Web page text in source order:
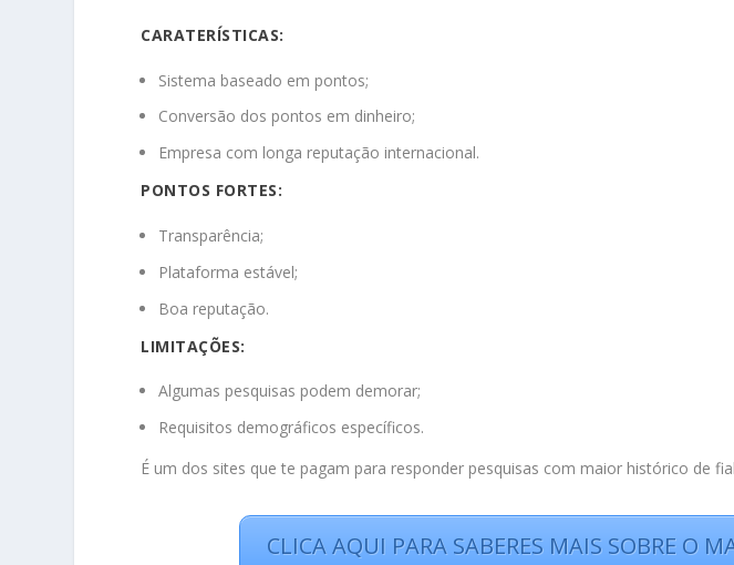
CARATERÍSTICAS:
Sistema baseado em pontos;
Conversão dos pontos em dinheiro;
Empresa com longa reputação internacional.
PONTOS FORTES:
Transparência;
Plataforma estável;
Boa reputação.
LIMITAÇÕES:
Algumas pesquisas podem demorar;
Requisitos demográficos específicos.
É um dos sites que te pagam para responder pesquisas com maior histórico de
CLICA AQUI PARA SABERES MAIS SOBRE O